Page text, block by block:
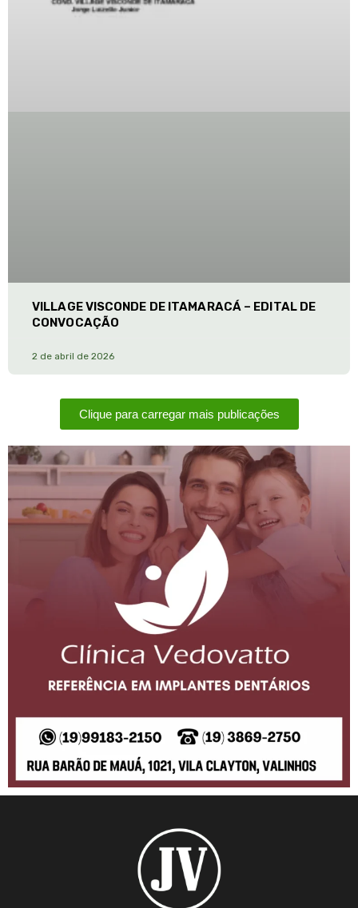
VILLAGE VISCONDE DE ITAMARACÁ – EDITAL DE
CONVOCAÇÃO
2 de abril de 2026
Clique para carregar mais publicações